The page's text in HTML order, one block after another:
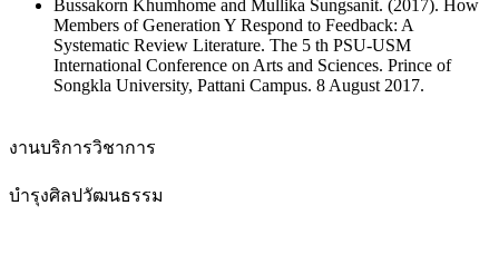
Bussakorn Khumhome and Mullika Sungsanit. (2017). How
Members of Generation Y Respond to Feedback: A
Systematic Review Literature. The 5 th PSU-USM
International Conference on Arts and Sciences. Prince of
Songkla University, Pattani Campus. 8 August 2017.
งานบริการวิชาการ
บำรุงศิลปวัฒนธรรม